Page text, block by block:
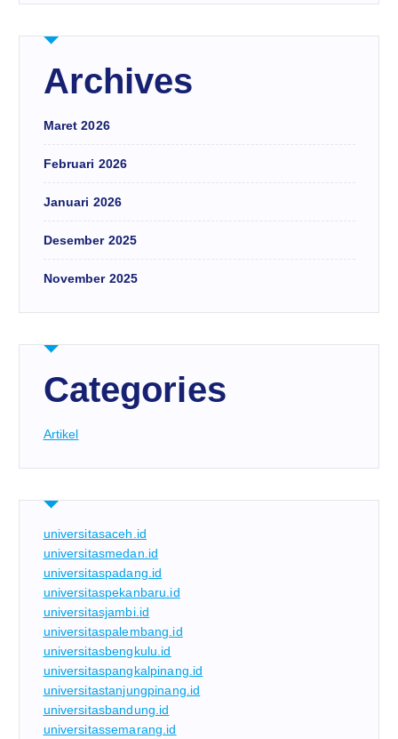
Archives
Maret 2026
Februari 2026
Januari 2026
Desember 2025
November 2025
Categories
Artikel
universitasaceh.id
universitasmedan.id
universitaspadang.id
universitaspekanbaru.id
universitasjambi.id
universitaspalembang.id
universitasbengkulu.id
universitaspangkalpinang.id
universitastanjungpinang.id
universitasbandung.id
universitassemarang.id